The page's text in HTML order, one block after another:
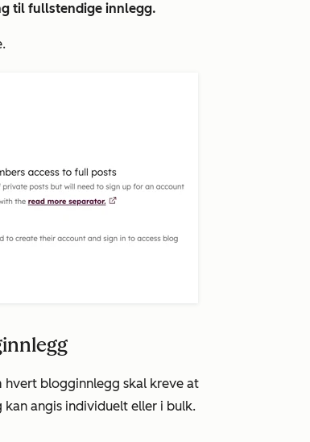
til fullstendige innlegg.
hvert blogginnlegg skal kreve at
angis individuelt eller i bulk.